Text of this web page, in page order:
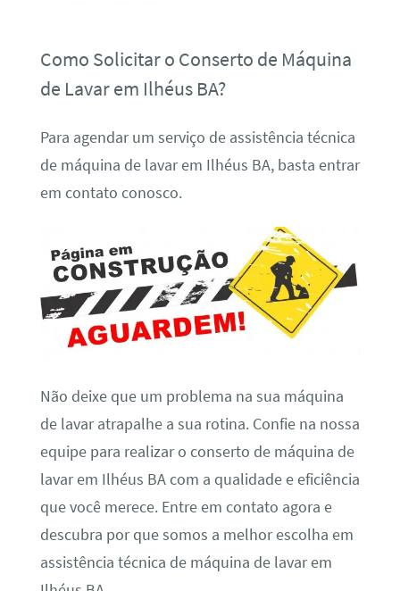
Como Solicitar o Conserto de Máquina
de Lavar em Ilhéus BA?
Para agendar um serviço de assistência técnica
de máquina de lavar em Ilhéus BA, basta entrar
em contato conosco.
Não deixe que um problema na sua máquina
de lavar atrapalhe a sua rotina. Confie na nossa
equipe para realizar o conserto de máquina de
lavar em Ilhéus BA com a qualidade e eficiência
que você merece. Entre em contato agora e
descubra por que somos a melhor escolha em
assistência técnica de máquina de lavar em